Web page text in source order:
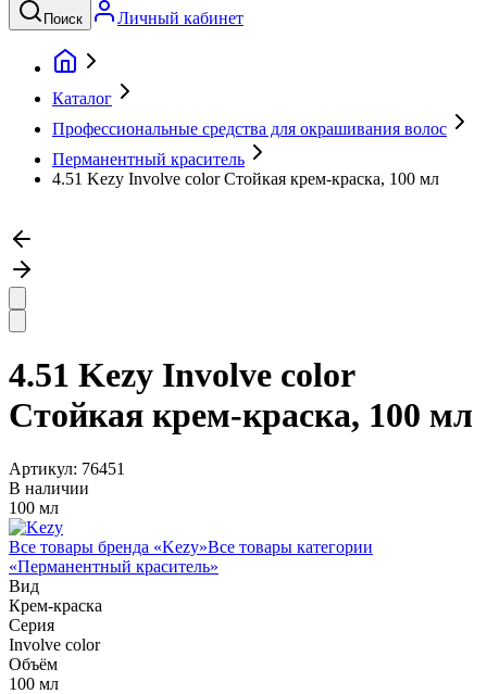
Поиск Личный кабинет
Каталог
Профессиональные средства для окрашивания волос
Перманентный краситель
4.51 Kezy Involve color Стойкая крем-краска, 100 мл
4.51 Kezy Involve color
Стойкая крем-краска, 100 мл
Артикул: 76451
В наличии
100 мл
Все товары бренда «Kezy»Все товары категории
«Перманентный краситель»
Вид
Крем-краска
Серия
Involve color
Объём
100 мл